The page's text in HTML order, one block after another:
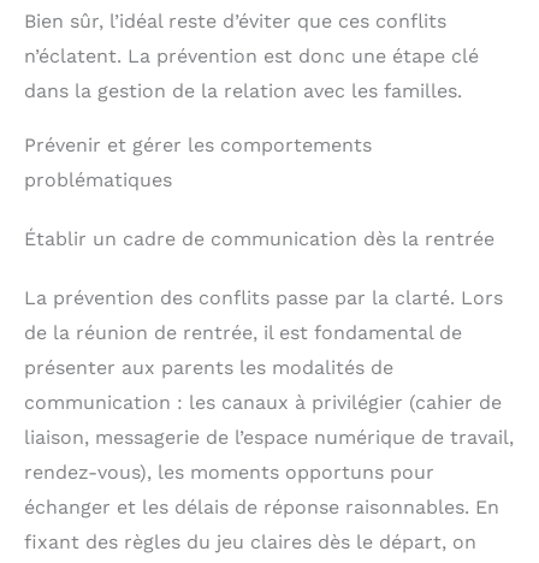
Bien sûr, l’idéal reste d’éviter que ces conflits
n’éclatent. La prévention est donc une étape clé
dans la gestion de la relation avec les familles.
Prévenir et gérer les comportements
problématiques
Établir un cadre de communication dès la rentrée
La prévention des conflits passe par la clarté. Lors
de la réunion de rentrée, il est fondamental de
présenter aux parents les modalités de
communication : les canaux à privilégier (cahier de
liaison, messagerie de l’espace numérique de travail,
rendez-vous), les moments opportuns pour
échanger et les délais de réponse raisonnables. En
fixant des règles du jeu claires dès le départ, on